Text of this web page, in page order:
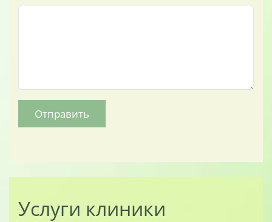
Отправить
Услуги клиники